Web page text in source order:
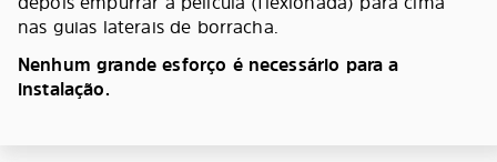
nas guias laterais de borracha.
Nenhum grande esforço é necessário para a
instalação.